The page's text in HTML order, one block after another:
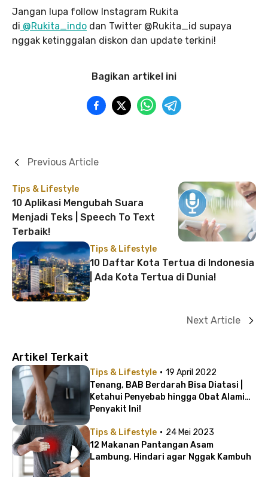
Jangan lupa follow Instagram Rukita
di @Rukita_indo dan Twitter @Rukita_id supaya
nggak ketinggalan diskon dan update terkini!
Bagikan artikel ini
Tips & Lifestyle
10 Aplikasi Mengubah Suara
Menjadi Teks | Speech To Text
Terbaik!
Previous Article
Tips & Lifestyle
10 Daftar Kota Tertua di Indonesia
| Ada Kota Tertua di Dunia!
Next Article
Artikel Terkait
Tips & Lifestyle · 19 April 2022
Tenang, BAB Berdarah Bisa Diatasi |
Ketahui Penyebab hingga Obat Alami
Penyakit Ini!
Tips & Lifestyle · 24 Mei 2023
12 Makanan Pantangan Asam
Lambung, Hindari agar Nggak Kambuh